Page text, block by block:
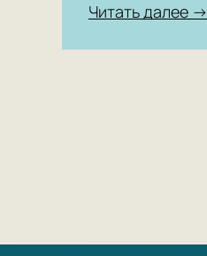
Читать далее →